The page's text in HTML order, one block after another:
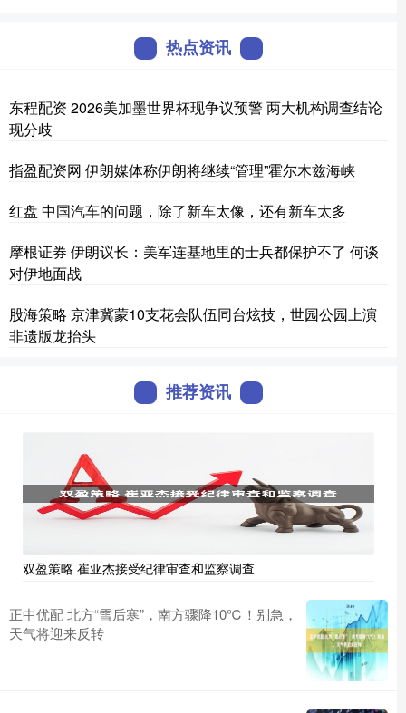
热点资讯
东程配资 2026美加墨世界杯现争议预警 两大机构调查结论
现分歧
指盈配资网 伊朗媒体称伊朗将继续“管理”霍尔木兹海峡
红盘 中国汽车的问题，除了新车太像，还有新车太多
摩根证券 伊朗议长：美军连基地里的士兵都保护不了 何谈
对伊地面战
股海策略 京津冀蒙10支花会队伍同台炫技，世园公园上演
非遗版龙抬头
推荐资讯
双盈策略 崔亚杰接受纪律审查和监察调查
正中优配 北方“雪后寒”，南方骤降10℃！别急，
天气将迎来反转